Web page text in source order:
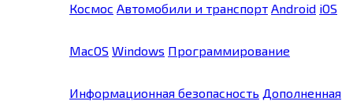
Космос Автомобили и транспорт Android iOS
MacOS Windows Программирование
Информационная безопасность Дополненная